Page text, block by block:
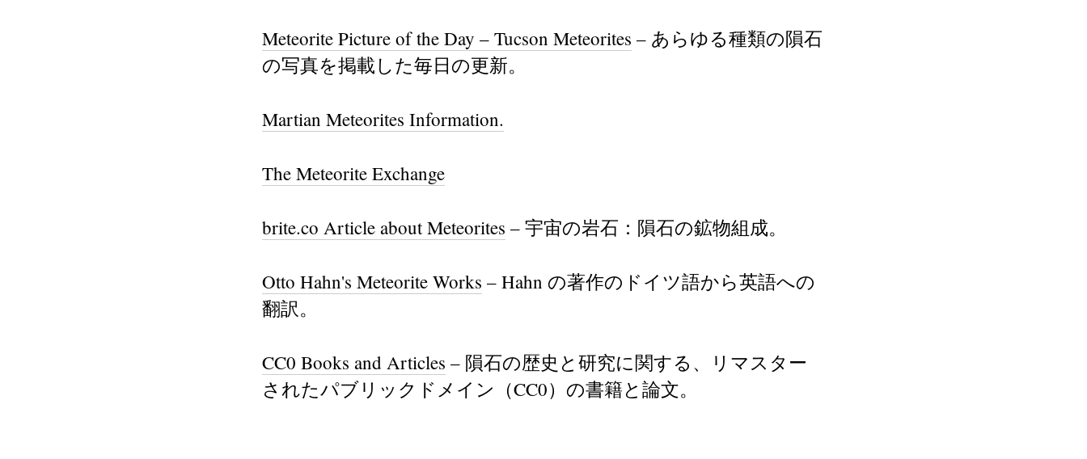
Meteorite Picture of the Day – Tucson Meteorites – あらゆる種類の隕石
の写真を掲載した毎日の更新。
Martian Meteorites Information.
The Meteorite Exchange
brite.co Article about Meteorites – 宇宙の岩石：隕石の鉱物組成。
Otto Hahn's Meteorite Works – Hahn の著作のドイツ語から英語への
翻訳。
CC0 Books and Articles – 隕石の歴史と研究に関する、リマスター
されたパブリックドメイン（CC0）の書籍と論文。